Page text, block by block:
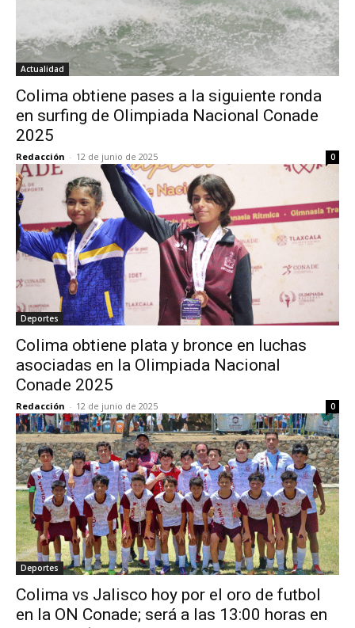
Actualidad
Colima obtiene pases a la siguiente ronda
en surfing de Olimpiada Nacional Conade
2025
Redacción - 12 de junio de 2025 0
Deportes
Colima obtiene plata y bronce en luchas
asociadas en la Olimpiada Nacional
Conade 2025
Redacción - 12 de junio de 2025 0
Deportes
Colima vs Jalisco hoy por el oro de futbol
en la ON Conade; será a las 13:00 horas en